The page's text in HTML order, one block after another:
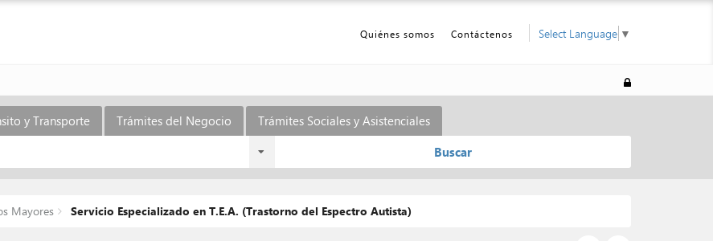
Quiénes somos Contáctenos Select Language ▼
y Transporte Trámites del Negocio Trámites Sociales y Asistenciales
Buscar
Mayores Servicio Especializado en T.E.A. (Trastorno del Espectro Autista)